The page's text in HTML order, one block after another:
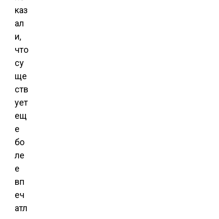
каз
ал
и,
что
су
ще
ств
ует
ещ
е
бо
ле
е
вп
еч
атл